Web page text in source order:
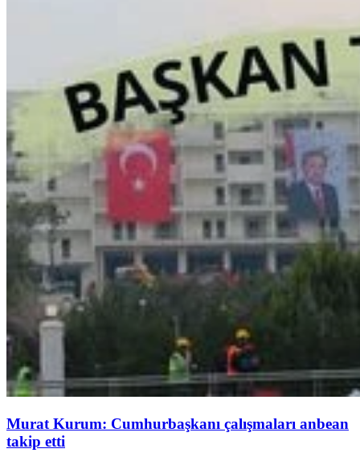
Murat Kurum: Cumhurbaşkanı çalışmaları anbean
takip etti